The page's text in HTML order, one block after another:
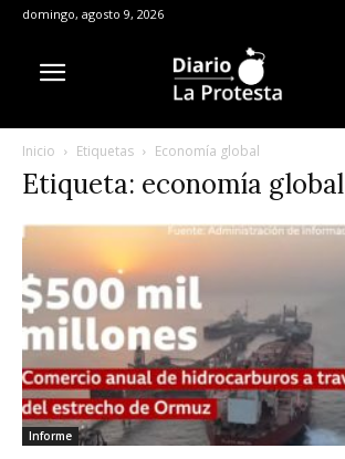
domingo, agosto 9, 2026
Inicio Etiquetas Economía global
Etiqueta: economía global
Informe